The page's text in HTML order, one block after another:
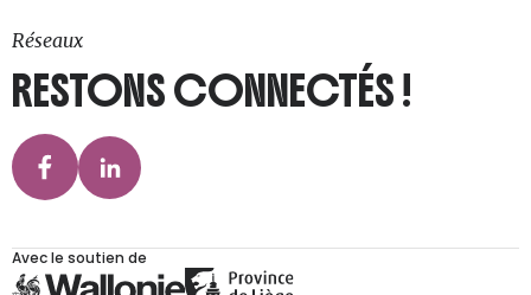
Réseaux
RESTONS CONNECTÉS !
Avec le soutien de